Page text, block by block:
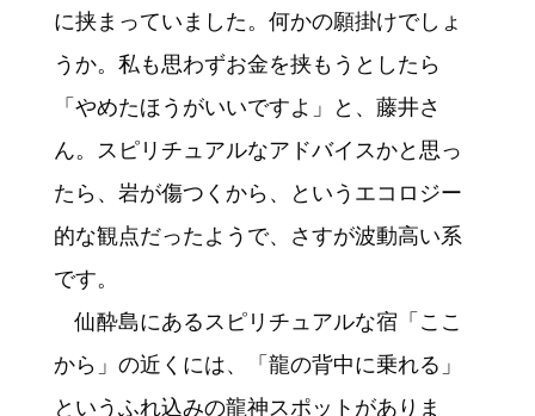
に挟まっていました。何かの願掛けでしょ
うか。私も思わずお金を挟もうとしたら
「やめたほうがいいですよ」と、藤井さ
ん。スピリチュアルなアドバイスかと思っ
たら、岩が傷つくから、というエコロジー
的な観点だったようで、さすが波動高い系
です。
仙酔島にあるスピリチュアルな宿「ここ
から」の近くには、「龍の背中に乗れる」
というふれ込みの龍神スポットがありま